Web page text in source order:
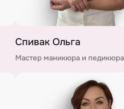
Спивак Ольга
Мастер маникюра и